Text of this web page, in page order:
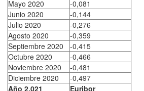
Mayo 2020
-0,081
Junio 2020
-0,144
Julio 2020
-0,276
Agosto 2020
-0,359
Septiembre 2020
-0,415
Octubre 2020
-0,466
Noviembre 2020
-0,481
Diciembre 2020
-0,497
Año 2.021
Euribor